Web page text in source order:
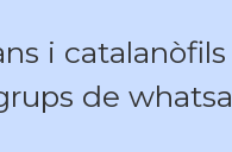
i catalanòfils
de